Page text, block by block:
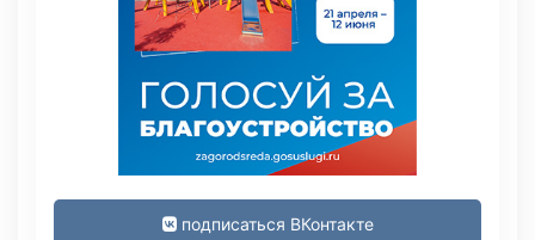
подписаться ВКонтакте